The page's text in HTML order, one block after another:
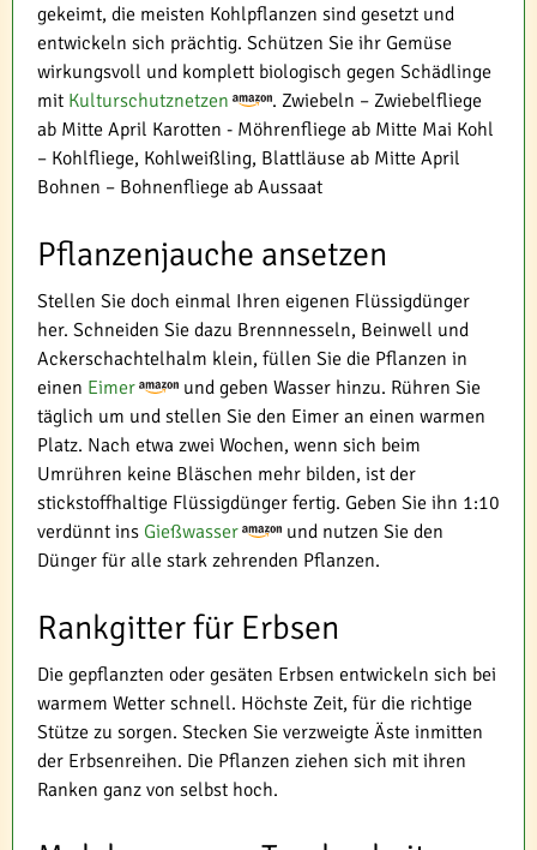
gekeimt, die meisten Kohlpflanzen sind gesetzt und
entwickeln sich prächtig. Schützen Sie ihr Gemüse
wirkungsvoll und komplett biologisch gegen Schädlinge
mit Kulturschutznetzen
. Zwiebeln – Zwiebelfliege
ab Mitte April Karotten - Möhrenfliege ab Mitte Mai Kohl
– Kohlfliege, Kohlweißling, Blattläuse ab Mitte April
Bohnen – Bohnenfliege ab Aussaat
Pflanzenjauche ansetzen
Stellen Sie doch einmal Ihren eigenen Flüssigdünger
her. Schneiden Sie dazu Brennnesseln, Beinwell und
Ackerschachtelhalm klein, füllen Sie die Pflanzen in
einen Eimer
und geben Wasser hinzu. Rühren Sie
täglich um und stellen Sie den Eimer an einen warmen
Platz. Nach etwa zwei Wochen, wenn sich beim
Umrühren keine Bläschen mehr bilden, ist der
stickstoffhaltige Flüssigdünger fertig. Geben Sie ihn 1:10
verdünnt ins Gießwasser
und nutzen Sie den
Dünger für alle stark zehrenden Pflanzen.
Rankgitter für Erbsen
Die gepflanzten oder gesäten Erbsen entwickeln sich bei
warmem Wetter schnell. Höchste Zeit, für die richtige
Stütze zu sorgen. Stecken Sie verzweigte Äste inmitten
der Erbsenreihen. Die Pflanzen ziehen sich mit ihren
Ranken ganz von selbst hoch.